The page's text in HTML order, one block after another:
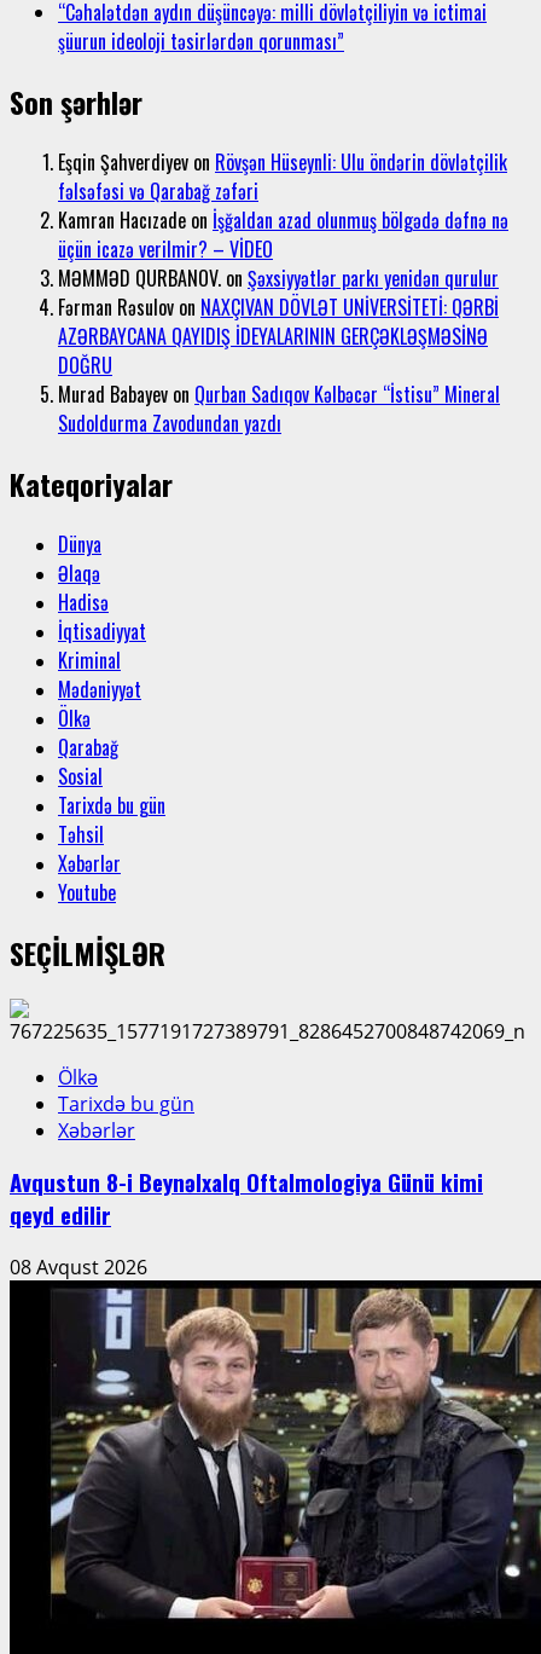
“Cəhalətdən aydın düşüncəyə: milli dövlətçiliyin və ictimai
şüurun ideoloji təsirlərdən qorunması”
Son şərhlər
Eşqin Şahverdiyev on Rövşən Hüseynli: Ulu öndərin dövlətçilik
fəlsəfəsi və Qarabağ zəfəri
Kamran Hacızade on İşğaldan azad olunmuş bölgədə dəfnə nə
üçün icazə verilmir? – VİDEO
MƏMMƏD QURBANOV. on Şəxsiyyətlər parkı yenidən qurulur
Fərman Rəsulov on NAXÇIVAN DÖVLƏT UNİVERSİTETİ: QƏRBİ
AZƏRBAYCANA QAYIDIŞ İDEYALARININ GERÇƏKLƏŞMƏSİNƏ
DOĞRU
Murad Babayev on Qurban Sadıqov Kəlbəcər “İstisu” Mineral
Sudoldurma Zavodundan yazdı
Kateqoriyalar
Dünya
Əlaqə
Hadisə
İqtisadiyyat
Kriminal
Mədəniyyət
Ölkə
Qarabağ
Sosial
Tarixdə bu gün
Təhsil
Xəbərlər
Youtube
SEÇİLMİŞLƏR
Ölkə
Tarixdə bu gün
Xəbərlər
Avqustun 8-i Beynəlxalq Oftalmologiya Günü kimi
qeyd edilir
08 Avqust 2026